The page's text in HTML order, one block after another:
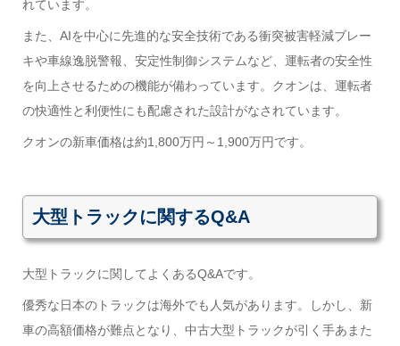
れています。
また、AIを中心に先進的な安全技術である衝突被害軽減ブレー
キや車線逸脱警報、安定性制御システムなど、運転者の安全性
を向上させるための機能が備わっています。クオンは、運転者
の快適性と利便性にも配慮された設計がなされています。
クオンの新車価格は約1,800万円～1,900万円です。
大型トラックに関するQ&A
大型トラックに関してよくあるQ&Aです。
優秀な日本のトラックは海外でも人気があります。しかし、新
車の高額価格が難点となり、中古大型トラックが引く手あまた